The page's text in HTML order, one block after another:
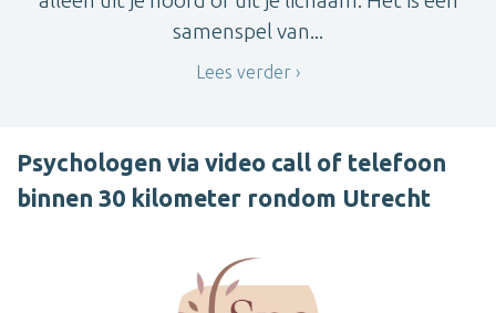
samenspel van...
Lees verder
Psychologen via video call of telefoon
binnen 30 kilometer rondom Utrecht